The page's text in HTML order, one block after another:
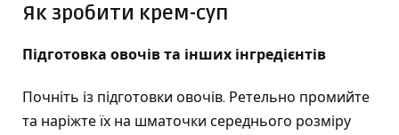
Як зробити крем-суп
Підготовка овочів та інших інгредієнтів
Почніть із підготовки овочів. Ретельно промийте
та наріжте їх на шматочки середнього розміру